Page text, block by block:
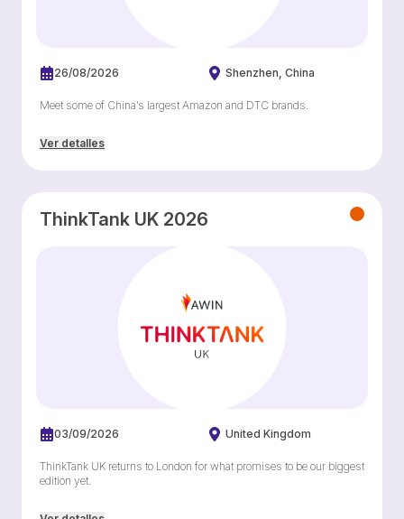
26/08/2026 Shenzhen China
Meet some of China’s largest Amazon and DTC brands.
Ver detalles
ThinkTank UK 2026
03/09/2026 United Kingdom
ThinkTank UK returns to London for what promises to be our biggest
edition yet.